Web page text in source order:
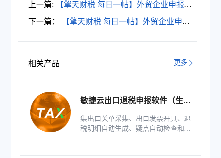
上一篇:
【擎天财税 每日一帖】外贸企业申报
时，提示：该发票在认证信息中存在但在稽核
下一篇：
【擎天财税 每日一帖】外贸企业申报
相关产品 更多
敏捷云出口退税申报软件（生产
集出口关单采集、出口发票开具、退
税明细自动生成、疑点自动检查和调